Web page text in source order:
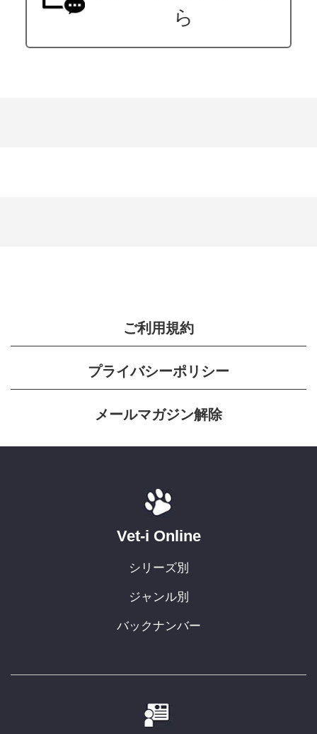
ら
ご利用規約
プライバシーポリシー
メールマガジン解除
Vet-i Online
シリーズ別
ジャンル別
バックナンバー